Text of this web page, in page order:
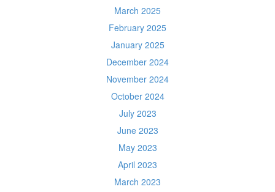
March 2025
February 2025
January 2025
December 2024
November 2024
October 2024
July 2023
June 2023
May 2023
April 2023
March 2023